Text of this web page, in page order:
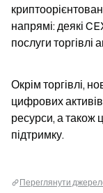
напрямі: деякі
послуги торгівлі
Окрім торгівлі,
цифрових
ресурси, а також
підтримку.
Переглянути